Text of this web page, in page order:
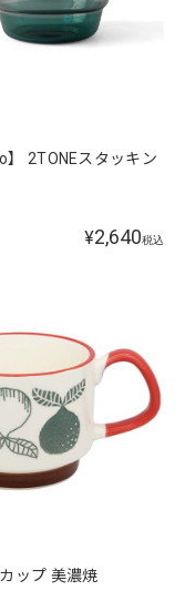
】 2TONEスタッキン
¥2,640税込
ップ 美濃焼